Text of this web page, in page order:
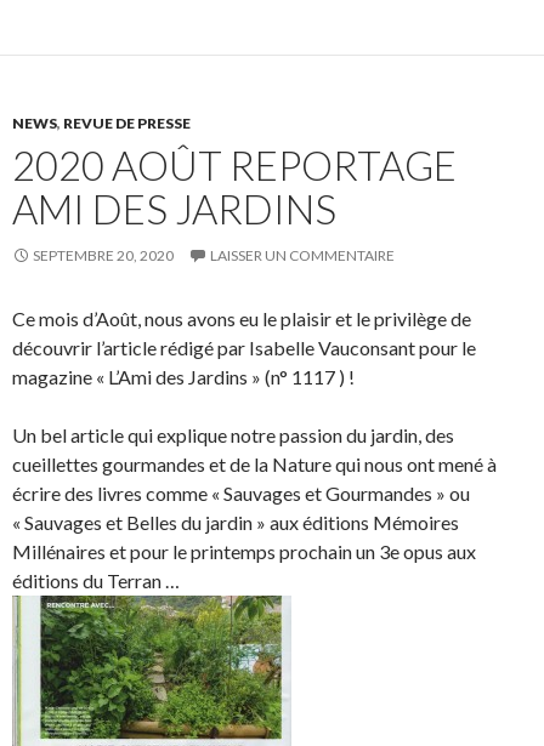
NEWS, REVUE DE PRESSE
2020 AOÛT REPORTAGE
AMI DES JARDINS
SEPTEMBRE 20, 2020 LAISSER UN COMMENTAIRE
Ce mois d’Août, nous avons eu le plaisir et le privilège de
découvrir l’article rédigé par Isabelle Vauconsant pour le
magazine « L’Ami des Jardins » (n° 1117 ) !
Un bel article qui explique notre passion du jardin, des
cueillettes gourmandes et de la Nature qui nous ont mené à
écrire des livres comme « Sauvages et Gourmandes » ou
« Sauvages et Belles du jardin » aux éditions Mémoires
Millénaires et pour le printemps prochain un 3e opus aux
éditions du Terran …